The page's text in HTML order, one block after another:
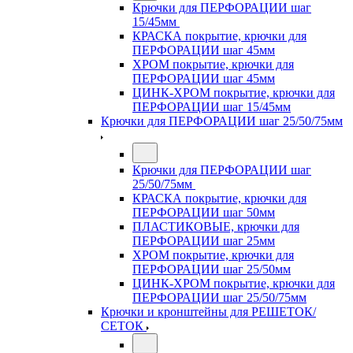
Крючки для ПЕРФОРАЦИИ шаг
15/45мм
КРАСКА покрытие, крючки для
ПЕРФОРАЦИИ шаг 45мм
ХРОМ покрытие, крючки для
ПЕРФОРАЦИИ шаг 45мм
ЦИНК-ХРОМ покрытие, крючки для
ПЕРФОРАЦИИ шаг 15/45мм
Крючки для ПЕРФОРАЦИИ шаг 25/50/75мм
Крючки для ПЕРФОРАЦИИ шаг
25/50/75мм
КРАСКА покрытие, крючки для
ПЕРФОРАЦИИ шаг 50мм
ПЛАСТИКОВЫЕ, крючки для
ПЕРФОРАЦИИ шаг 25мм
ХРОМ покрытие, крючки для
ПЕРФОРАЦИИ шаг 25/50мм
ЦИНК-ХРОМ покрытие, крючки для
ПЕРФОРАЦИИ шаг 25/50/75мм
Крючки и кронштейны для РЕШЕТОК/
СЕТОК